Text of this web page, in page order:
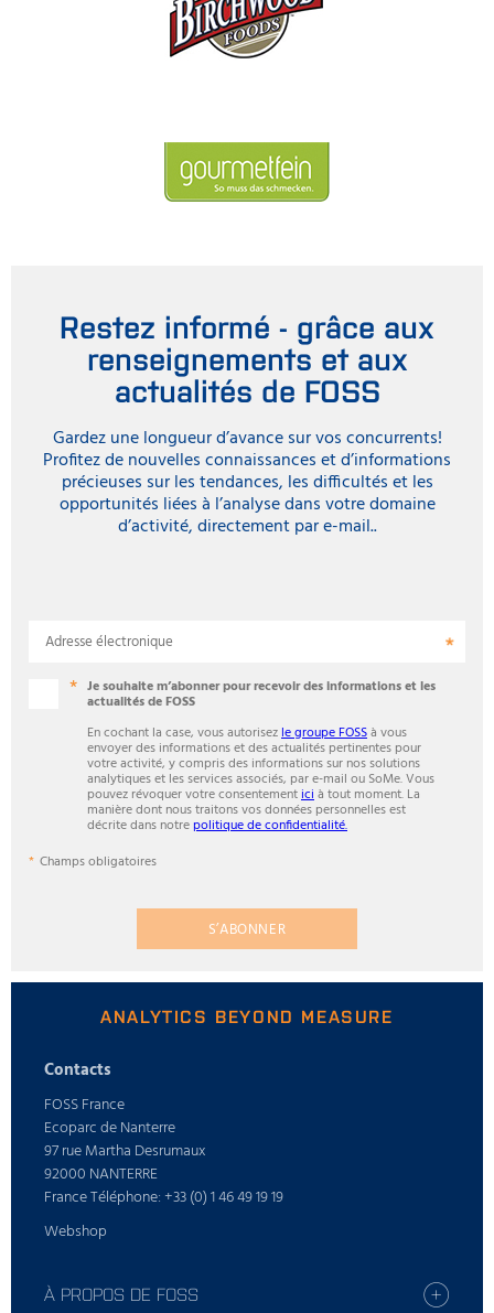
Restez informé - grâce aux
renseignements et aux
actualités de FOSS
Gardez une longueur d’avance sur vos concurrents!
Profitez de nouvelles connaissances et d’informations
précieuses sur les tendances, les difficultés et les
opportunités liées à l’analyse dans votre domaine
d’activité, directement par e-mail..
Adresse électronique
Je souhaite m’abonner pour recevoir des informations et les
actualités de FOSS
En cochant la case, vous autorisezle groupe FOSSà vous
envoyer des informations et des actualités pertinentes pour
votre activité, y compris des informations sur nos solutions
analytiques et les services associés, par e-mail ou SoMe. Vous
pouvez révoquer votre consentementicià tout moment. La
manière dont nous traitons vos données personnelles est
décrite dans notrepolitique de confidentialité.
Champs obligatoires
S’ABONNER
ANALYTICS BEYOND MEASURE
Contacts
FOSS France
Ecoparc de Nanterre
97 rue Martha Desrumaux
92000 NANTERRE
France Téléphone: +33 (0) 1 46 49 19 19
Webshop
À PROPOS DE FOSS